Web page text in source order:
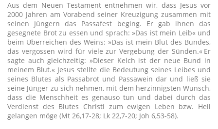
Aus dem Neuen Testament entnehmen wir, dass Jesus vor
2000 Jahren am Vorabend seiner Kreuzigung zusammen mit
seinen Jüngern das Passafest beging. Er gab ihnen das
gesegnete Brot zu essen und sprach: »Das ist mein Leib« und
beim Überreichen des Weins: »Das ist mein Blut des Bundes,
das vergossen wird für viele zur Vergebung der Sünden.« Er
sagte auch gleichzeitig: »Dieser Kelch ist der neue Bund in
meinem Blut.« Jesus stellte die Bedeutung seines Leibes und
seines Blutes als Passabrot und Passawein dar und ließ sie
seine Jünger zu sich nehmen, mit dem herzinnigsten Wunsch,
dass die Menschheit es genauso tun und dabei durch das
Verdienst des Blutes Christi zum ewigen Leben bzw. Heil
gelangen möge (Mt 26,17-28; Lk 22,7-20; Joh 6,53-58).